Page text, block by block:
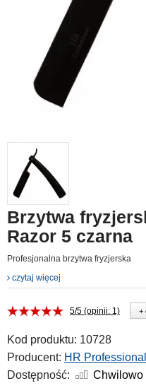
Brzytwa
Razor 5 czarna
Profesjonalna brzytwa fryzjerska
czytaj więcej
5/5 (opinii: 1) +
Kod produktu: 10728
Producent: HR Professional
Dostępność:
Chwilowo